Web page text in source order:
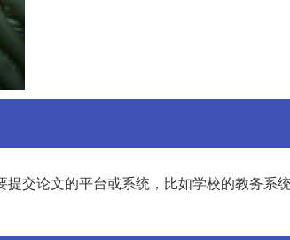
交论文的平台或系统，比如学校的教务系